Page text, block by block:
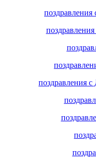
поздравления